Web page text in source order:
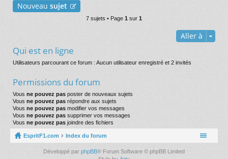
Nouveau sujet
7 sujets • Page 1 sur 1
Aller à
Qui est en ligne
Utilisateurs parcourant ce forum : Aucun utilisateur enregistré et 2 invités
Permissions du forum
Vous ne pouvez pas poster de nouveaux sujets
Vous ne pouvez pas répondre aux sujets
Vous ne pouvez pas modifier vos messages
Vous ne pouvez pas supprimer vos messages
Vous ne pouvez pas joindre des fichiers
EspritF1.com Index du forum
Développé par phpBB® Forum Software © phpBB Limited